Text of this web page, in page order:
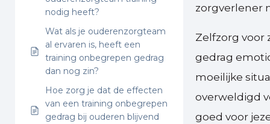
nodig heeft?
Wat als je ouderenzorgteam
al ervaren is, heeft een
training onbegrepen gedrag
dan nog zin?
Hoe zorg je dat de effecten
van een training onbegrepen
gedrag bij ouderen blijvend
zorgverlener
Zelfzorg voor
gedrag
moeilijke
overweldigd
goed voor